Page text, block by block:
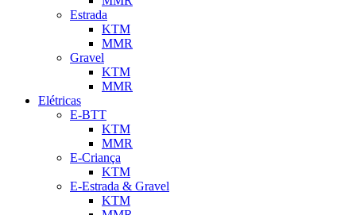
Estrada
KTM
MMR
Gravel
KTM
MMR
Elétricas
E-BTT
KTM
MMR
E-Criança
KTM
E-Estrada & Gravel
KTM